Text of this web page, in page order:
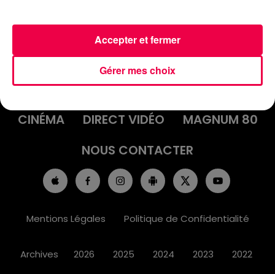
ACCUEIL INFOS
EMISSIONS
AGENDA
JEUX
PODCASTS
CINÉMA
DIRECT VIDÉO
MAGNUM 80
NOUS CONTACTER
Mentions Légales Politique de Confidentialité
Archives 2026 2025 2024 2023 2022
Gérer mes choix
Accepter et fermer